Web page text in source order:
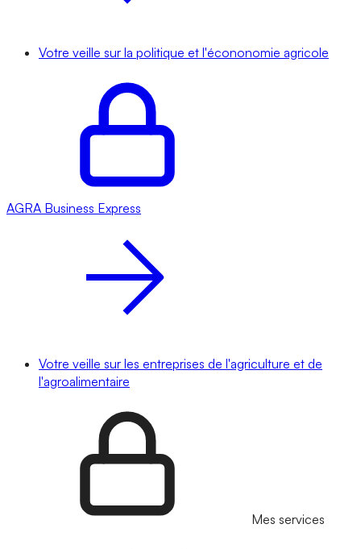
Votre veille sur la politique et l'écononomie agricole
AGRA Business Express
Votre veille sur les entreprises de l'agriculture et de
l'agroalimentaire
Mes services